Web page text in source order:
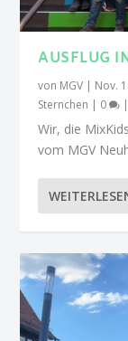
AUSFLUG
von MGV | Nov.
Sternchen | 0
Wir, die
vom MGV